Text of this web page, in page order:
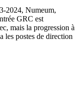
2024, Numeum,
GRC est
mais la progression à
les postes de direction